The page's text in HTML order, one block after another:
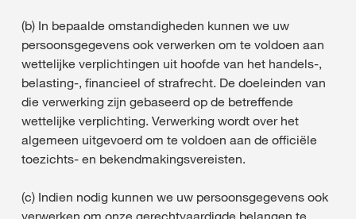
(b) In bepaalde omstandigheden kunnen we uw
persoonsgegevens ook verwerken om te voldoen aan
wettelijke verplichtingen uit hoofde van het handels-,
belasting-, financieel of strafrecht. De doeleinden van
die verwerking zijn gebaseerd op de betreffende
wettelijke verplichting. Verwerking wordt over het
algemeen uitgevoerd om te voldoen aan de officiële
toezichts- en bekendmakingsvereisten.
(c) Indien nodig kunnen we uw persoonsgegevens ook
verwerken om onze gerechtvaardigde belangen te